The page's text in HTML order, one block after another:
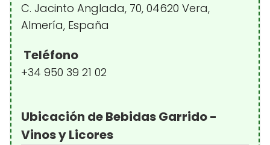
C. Jacinto Anglada, 70, 04620 Vera,
Almería, España
Teléfono
+34 950 39 21 02
Ubicación de Bebidas Garrido -
Vinos y Licores